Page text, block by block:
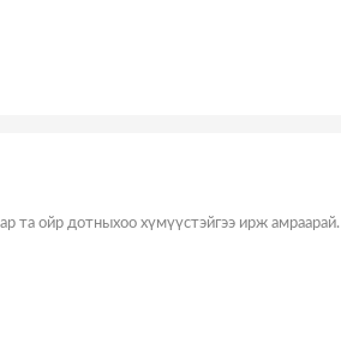
та ойр дотныхоо хүмүүстэйгээ ирж амраарай.